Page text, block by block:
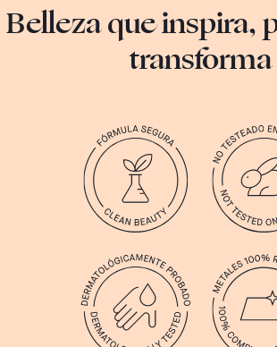
Belleza que inspira,
transforma